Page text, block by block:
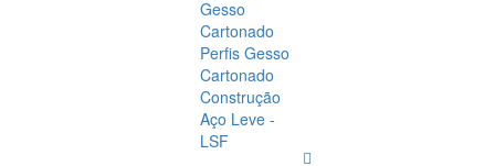
Gesso
Cartonado
Perfis Gesso
Cartonado
Construção
Aço Leve -
LSF